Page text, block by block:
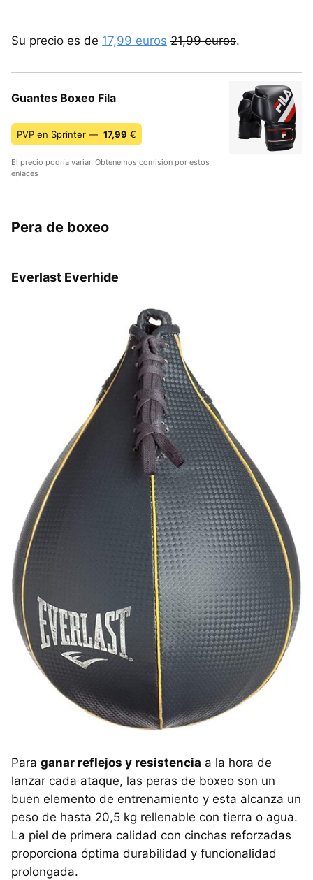
Su precio es de 17,99 euros 21,99 euros.
Guantes Boxeo Fila
PVP en Sprinter — 17,99 €
El precio podría variar. Obtenemos comisión por estos
enlaces
Pera de boxeo
Everlast Everhide
Para ganar reflejos y resistencia a la hora de
lanzar cada ataque, las peras de boxeo son un
buen elemento de entrenamiento y esta alcanza un
peso de hasta 20,5 kg rellenable con tierra o agua.
La piel de primera calidad con cinchas reforzadas
proporciona óptima durabilidad y funcionalidad
prolongada.